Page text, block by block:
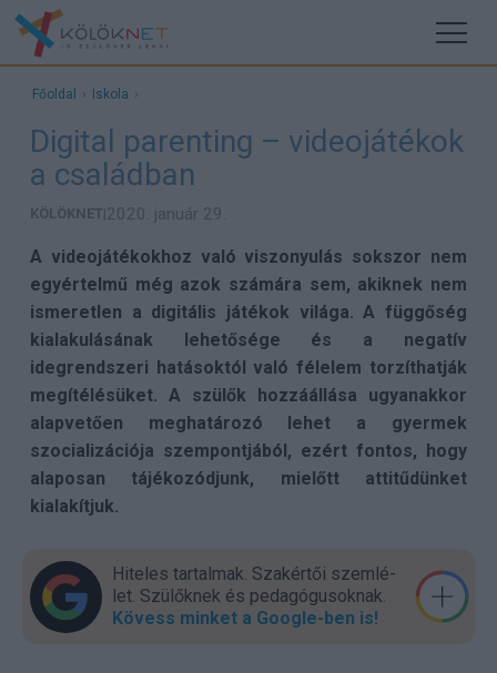
Főoldal › Iskola ›
Digital parenting – videojátékok
a családban
KÖLÖKNET|2020. január 29.
A videojátékokhoz való viszonyulás sokszor nem
egyértelmű még azok számára sem, akiknek nem
ismeretlen a digitális játékok világa. A függőség
kialakulásának lehetősége és a negatív
idegrendszeri hatásoktól való félelem torzíthatják
megítélésüket. A szülők hozzáállása ugyanakkor
alapvetően meghatározó lehet a gyermek
szocializációja szempontjából, ezért fontos, hogy
alaposan tájékozódjunk, mielőtt attitűdünket
kialakítjuk.
Hiteles tartalmak. Szakér­tői szem­lé­
let. Szülők­nek és pedagógu­sok­nak.
Kövess minket a Google-ben is!